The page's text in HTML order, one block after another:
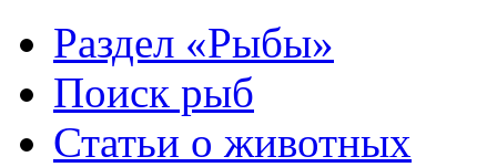
Раздел «Рыбы»
Поиск рыб
Статьи о животных